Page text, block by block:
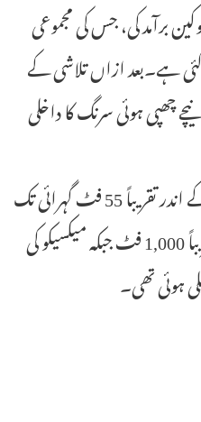
برآمد کی، جس کی مجموعی
بتائی گئی ہے۔بعد ازاں تلاشی کے
چھپی ہوئی سرنگ کا داخلی
حکام کے مطابق یہ سرنگ زمین کے اندر تقریباً 55 فٹ گہرائی تک
جاتی تھی اور امریکی سرحد تک تقریباً 1,000 فٹ جبکہ میکسیکو کی